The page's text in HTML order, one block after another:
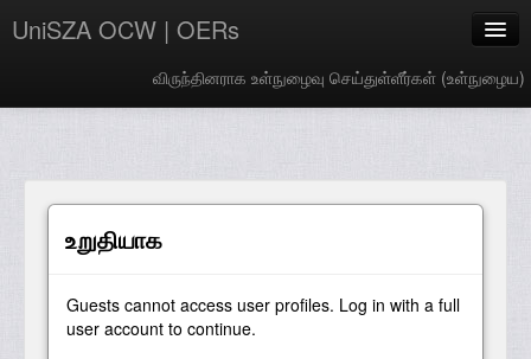
UniSZA OCW | OERs
விருந்தினராக உள்நுழைவு செய்துள்ளீர்கள் (உள்நுழைய)
Tamil ‎(ta)‎
உறுதியாக
Guests cannot access user profiles. Log in with a full
user account to continue.